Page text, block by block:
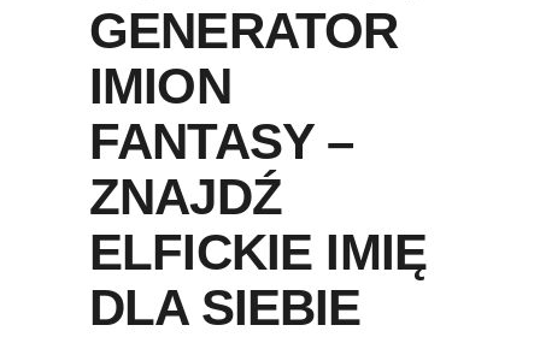
GENERATOR
IMION
FANTASY –
ZNAJDŹ
ELFICKIE IMIĘ
DLA SIEBIE